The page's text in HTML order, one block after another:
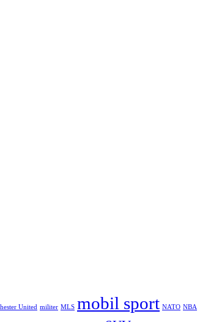
United militer MLS mobil sport NATO NBA